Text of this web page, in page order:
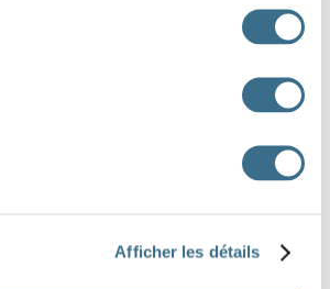
Afficher les détails
chez ses amis après les cours.
chez sa grand-mère le mercredi.
au collège avec ton ami.